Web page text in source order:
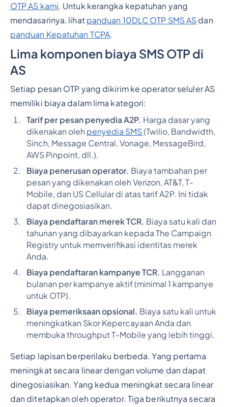
OTP AS kami. Untuk kerangka kepatuhan yang
mendasarinya, lihat panduan 10DLC OTP SMS AS dan
panduan Kepatuhan TCPA.
Lima komponen biaya SMS OTP di
AS
Setiap pesan OTP yang dikirim ke operator seluler AS
memiliki biaya dalam lima kategori:
Tarif per pesan penyedia A2P. Harga dasar yang
dikenakan oleh penyedia SMS(Twilio, Bandwidth,
Sinch, Message Central, Vonage, MessageBird,
AWS Pinpoint, dll.).
Biaya penerusan operator. Biaya tambahan per
pesan yang dikenakan oleh Verizon, AT&T, T-
Mobile, dan US Cellular di atas tarif A2P. Ini tidak
dapat dinegosiasikan.
Biaya pendaftaran merek TCR. Biaya satu kali dan
tahunan yang dibayarkan kepada The Campaign
Registry untuk memverifikasi identitas merek
Anda.
Biaya pendaftaran kampanye TCR. Langganan
bulanan per kampanye aktif (minimal 1 kampanye
untuk OTP).
Biaya pemeriksaan opsional. Biaya satu kali untuk
meningkatkan Skor Kepercayaan Anda dan
membuka throughput T-Mobile yang lebih tinggi.
Setiap lapisan berperilaku berbeda. Yang pertama
meningkat secara linear dengan volume dan dapat
dinegosiasikan. Yang kedua meningkat secara linear
dan ditetapkan oleh operator. Tiga berikutnya secara